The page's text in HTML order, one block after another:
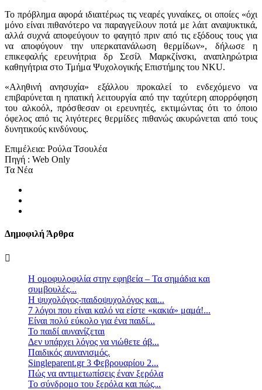
Το πρόβλημα αφορά ιδιαιτέρως τις νεαρές γυναίκες, οι οποίες «όχι
μόνο είναι πιθανότερο να παραγγείλουν ποτά με λάιτ αναψυκτικά,
αλλά συχνά αποφεύγουν το φαγητό πριν από τις εξόδους τους για
να αποφύγουν την υπερκατανάλωση θερμίδων», δήλωσε η
επικεφαλής ερευνήτρια δρ Σεσίλ Μαρκζίνσκι, αναπληρώτρια
καθηγήτρια στο Τμήμα Ψυχολογικής Επιστήμης του NKU.
«Αληθινή ανησυχία» εξάλλου προκαλεί το ενδεχόμενο να
επιβαρύνεται η ηπατική λειτουργία από την ταχύτερη απορρόφηση
του αλκοόλ, πρόσθεσαν οι ερευνητές, εκτιμώντας ότι το όποιο
όφελος από τις λιγότερες θερμίδες πιθανώς ακυρώνεται από τους
δυνητικούς κινδύνους.
Επιμέλεια: Ρούλα Τσουλέα
Πηγή : Web Only
Τα Νέα
Δημοφιλή Άρθρα
Η ομοφυλοφιλία στην εφηβεία – Τα σημάδια και
συμβουλές...
Η ψυχολόγος-παιδοψυχολόγος και...
7 λόγοι που είναι καλό να είστε «κακιά» μαμά!...
Είναι πολύ εύκολο για ένα παιδί...
Το παιδί αυνανίζεται
Δεν υπάρχει λόγος να νιώθετε άβ...
Παιδικός αυνανισμός.
Singleparent.gr 3 Φεβρουαρίου 2...
Πώς να αντιμετωπίσεις έναν ξερόλα
Το σύνδρομο του ξερόλα και πώς...